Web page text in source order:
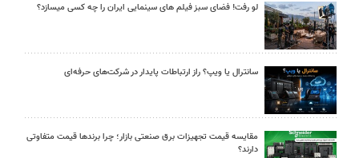
لو رفت! فضای سبز فیلم های سینمایی ایران را چه کسی میسازد؟
سانترال یا ویپ؟ راز ارتباطات پایدار در شرکت‌های حرفه‌ای
مقایسه قیمت تجهیزات برق صنعتی بازار؛ چرا برندها قیمت متفاوتی
دارند؟